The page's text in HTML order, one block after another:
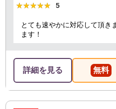
★★★★★
★★★★★ 5
とても速やかに対応して頂き
ます！
詳細を見る 無料